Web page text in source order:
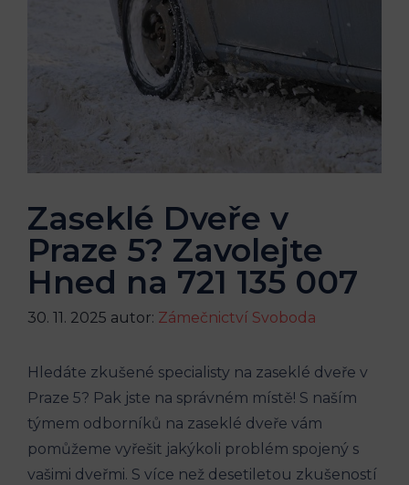
Zaseklé Dveře v
Praze 5? Zavolejte
Hned na 721 135 007
30. 11. 2025 autor: Zámečnictví Svoboda
Hledáte zkušené specialisty na zaseklé dveře v
Praze 5? Pak jste na správném místě! S naším
týmem odborníků na zaseklé dveře vám
pomůžeme vyřešit jakýkoli problém spojený s
vašimi dveřmi. S více než desetiletou zkušeností